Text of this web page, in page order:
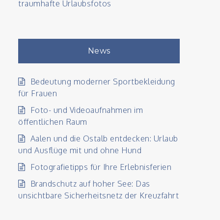
traumhafte Urlaubsfotos
News
Bedeutung moderner Sportbekleidung
für Frauen
Foto- und Videoaufnahmen im
öffentlichen Raum
Aalen und die Ostalb entdecken: Urlaub
und Ausflüge mit und ohne Hund
Fotografietipps für Ihre Erlebnisferien
Brandschutz auf hoher See: Das
unsichtbare Sicherheitsnetz der Kreuzfahrt